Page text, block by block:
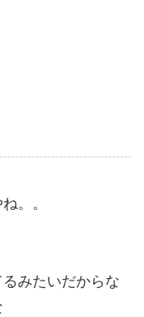
。。
みたいだからな